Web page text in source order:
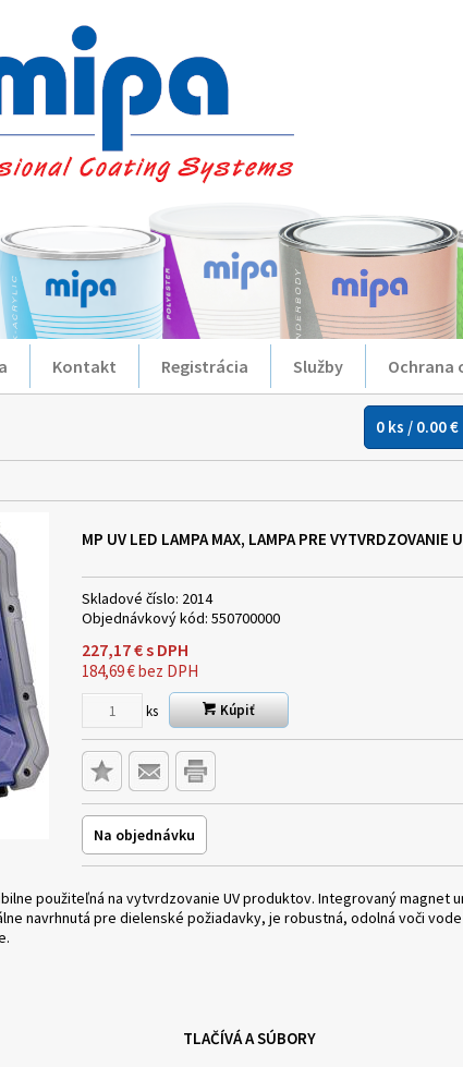
Kontakt Registrácia Služby Ochrana
0 ks / 0.00 €
MP UV LED LAMPA MAX, LAMPA PRE VYTVRDZOVANIE
Skladové číslo: 2014
Objednávkový kód: 550700000
227,17€s DPH
184,69€bez DPH
ks Kúpiť
Na objednávku
použiteľná na vytvrdzovanie UV produktov. Integrovaný magnet
navrhnutá pre dielenské požiadavky, je robustná, odolná voči
TLAČÍVÁ A SÚBORY